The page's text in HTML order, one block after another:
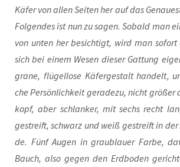
Käfer von allen Sei­ten her auf das
Fol­gen­des ist nun zu sagen. Sobald man
von unten her besich­tigt, wird man sofort
sich bei einem Wesen die­ser Gat­tung
gra­ne, flü­gel­lo­se Käfer­ge­stalt han­delt,
che Per­sön­lich­keit gera­de­zu, nicht grö­ßer
kopf, aber schlan­ker, mit sechs recht
gestreift, schwarz und weiß gestreift in
de. Fünf Augen in grau­blau­er Far­be,
Bauch, also gegen den Erd­bo­den